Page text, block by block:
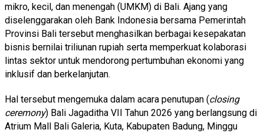
mikro, kecil, dan menengah (UMKM) di Bali. Ajang yang
diselenggarakan oleh Bank Indonesia bersama Pemerintah
Provinsi Bali tersebut menghasilkan berbagai kesepakatan
bisnis bernilai triliunan rupiah serta memperkuat kolaborasi
lintas sektor untuk mendorong pertumbuhan ekonomi yang
inklusif dan berkelanjutan.
Hal tersebut mengemuka dalam acara penutupan (closing
ceremony) Bali Jagaditha VII Tahun 2026 yang berlangsung di
Atrium Mall Bali Galeria, Kuta, Kabupaten Badung, Minggu